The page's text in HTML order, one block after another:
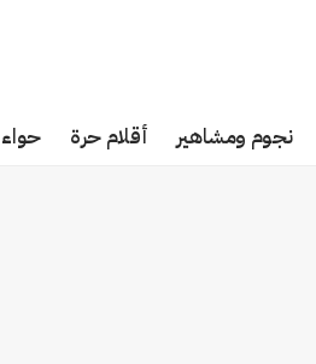
نجوم ومشاهير أقلام حرة حواء